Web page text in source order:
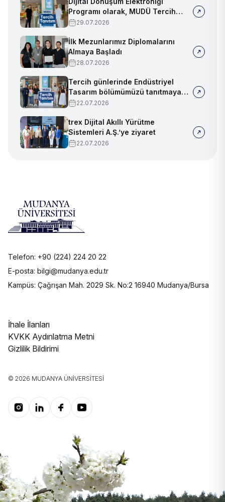
Programı olarak, MUDÜ Tercih
Tanıtım Günleri'nde biz de
29.07.2026
İlk Mezunlarımız Diplomalarını
Almaya Başladı
28.07.2026
Tercih günlerinde Endüstriyel
Tasarım bölümümüzü tanıtmaya
devam ediyoruz!
22.07.2026
trex Dijital Akıllı Yürütme
Sistemleri A.Ş.’ye ziyaret
22.07.2026
Telefon: +90 (224) 224 20 22
E-posta: bilgi@mudanya.edu.tr
Kampüs: Çağrışan Mah. 2029 Sk. No:2 16940 Mudanya/Bursa
İhale İlanları
KVKK Aydınlatma Metni
Gizlilik Bildirimi
© 2026 MUDANYA ÜNIVERSITESI